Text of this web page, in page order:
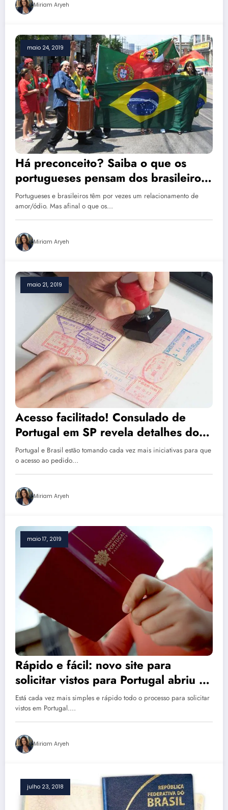
Miriam Aryeh
maio 24, 2019
Há preconceito? Saiba o que os
portugueses pensam dos brasileiros
vivendo em Portugal
Portugueses e brasileiros têm por vezes um relacionamento de
amor/ódio. Mas afinal o que os…
Miriam Aryeh
maio 21, 2019
Acesso facilitado! Consulado de
Portugal em SP revela detalhes dos
pedidos de visto deste ano
Portugal e Brasil estão tomando cada vez mais iniciativas para que
o acesso ao pedido…
Miriam Aryeh
maio 17, 2019
Rápido e fácil: novo site para
solicitar vistos para Portugal abriu e
facilita todo o processo
Está cada vez mais simples e rápido todo o processo para solicitar
vistos em Portugal.…
Miriam Aryeh
julho 23, 2018